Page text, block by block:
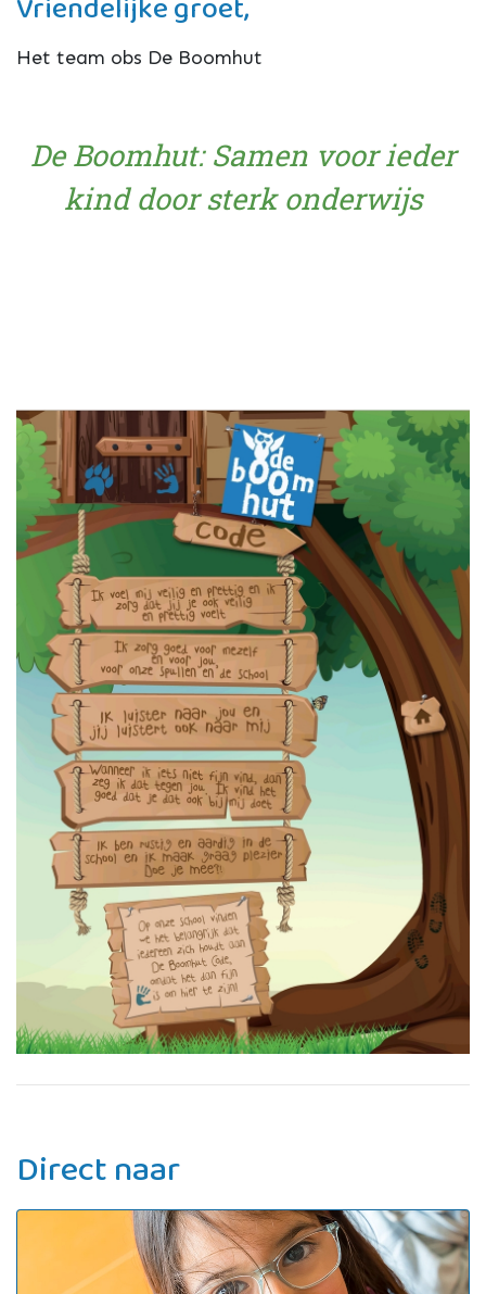
Vriendelijke groet,
Het team obs De Boomhut
De Boomhut: Samen voor ieder
kind door sterk onderwijs
Direct naar